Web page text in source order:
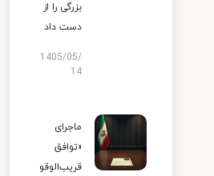
بزرگی را از
دست داد
1405/05/
14
ماجرای
«توافق
قریب‌الوقو